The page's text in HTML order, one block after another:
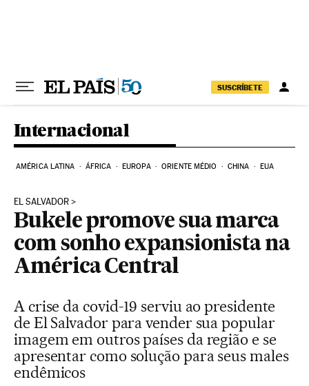
SUSCRÍBETE
Internacional
AMÉRICA LATINA ÁFRICA EUROPA ORIENTE MÉDIO CHINA EUA
EL SALVADOR
Bukele promove sua marca
com sonho expansionista na
América Central
A crise da covid-19 serviu ao presidente
de El Salvador para vender sua popular
imagem em outros países da região e se
apresentar como solução para seus males
endêmicos